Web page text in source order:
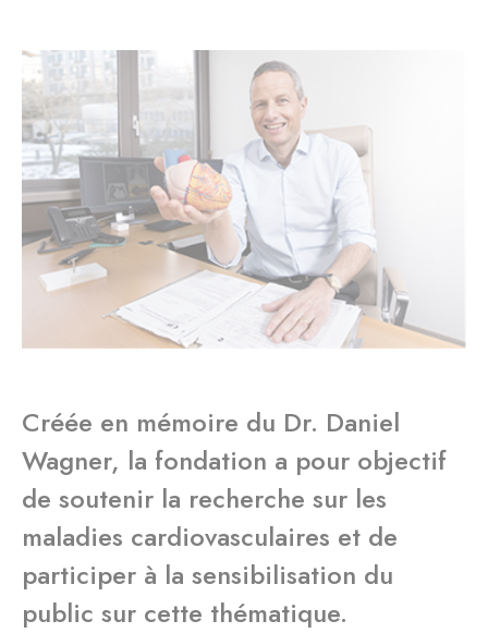
Créée en mémoire du Dr. Daniel
Wagner, la fondation a pour objectif
de soutenir la recherche sur les
maladies cardiovasculaires et de
participer à la sensibilisation du
public sur cette thématique.